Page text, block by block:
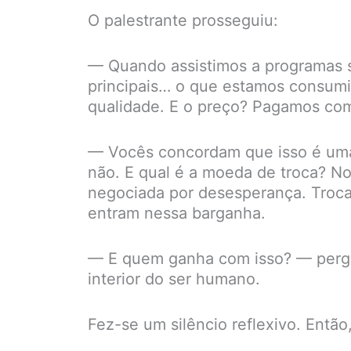
O palestrante prosseguiu:
— Quando assistimos a
principais… o que estamos
qualidade. E o preço? Pagamos
— Vocês concordam que isso é
não. E qual é a moeda de troca?
negociada por desesperança.
entram nessa barganha.
— E quem ganha com isso? —
interior do ser humano.
Fez-se um silêncio reflexivo.